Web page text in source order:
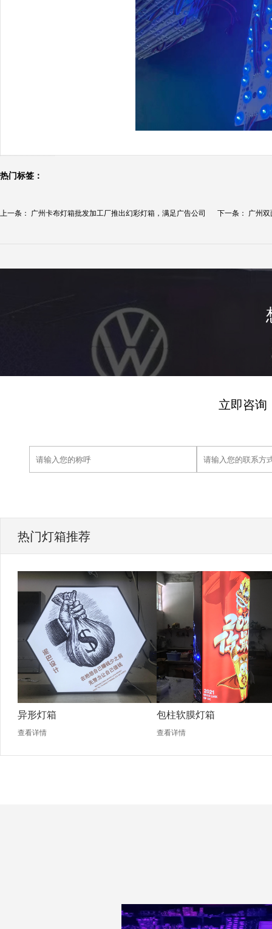
热门标签：
上一条： 广州卡布灯箱批发加工厂推出幻彩灯箱，满足广告公司
下一条： 广州
立即咨询
热门灯箱推荐
异形灯箱
查看详情
包柱软膜灯箱
查看详情